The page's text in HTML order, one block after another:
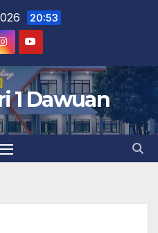
20:53
1 Dawuan